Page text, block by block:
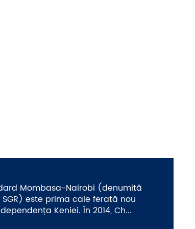
Mombasa-Nairobi (denumită
este prima cale ferată nou
Keniei. În 2014, Ch...